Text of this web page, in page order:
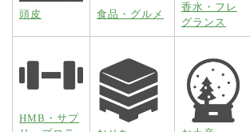
頭皮 食品・グルメ
香水・フレ
グランス
HMB・サプ